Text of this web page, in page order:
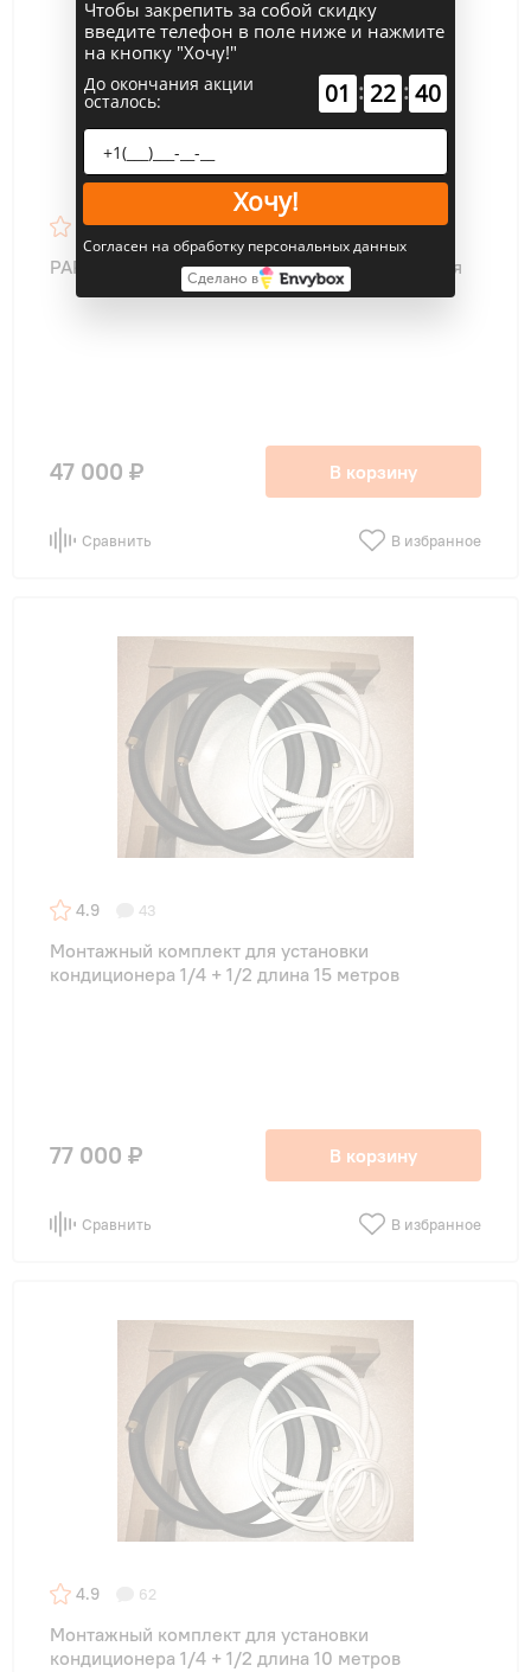
4.7 80
PAR-CT01MAR-PB Настенный пульт управления
47 000 ₽ В корзину
Сравнить В избранное
4.9 43
Монтажный комплект для установки
кондиционера 1/4 + 1/2 длина 15 метров
77 000 ₽ В корзину
Сравнить В избранное
4.9 62
Монтажный комплект для установки
кондиционера 1/4 + 1/2 длина 10 метров
Чтобы закрепить за собой скидку
введите телефон в поле ниже и нажмите
на кнопку "Хочу!"
До окончания акции
осталось: 01 : 22 : 39
Хочу!
Согласен на обработку персональных данных
Сделано в